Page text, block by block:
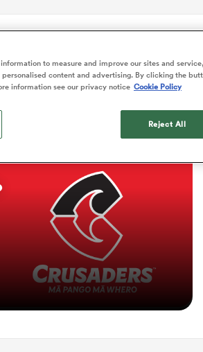
to measure and improve our sites and
content and advertising. By clicking the
information see our privacy notice Cookie Policy
Reject All